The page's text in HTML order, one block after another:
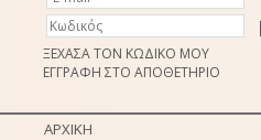
ΞΕΧΑΣΑ ΤΟΝ ΚΩΔΙΚΟ ΜΟΥ
ΕΓΓΡΑΦΗ ΣΤΟ ΑΠΟΘΕΤΗΡΙΟ
ΑΡΧΙΚΗ